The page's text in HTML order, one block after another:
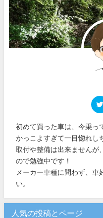
初めて買った車は、今乗っ
かっこよすぎて一目惚れし
取付や整備は出来ませんが
ので勉強中です！
メーカー車種に問わず、車
い。
人気の投稿とページ